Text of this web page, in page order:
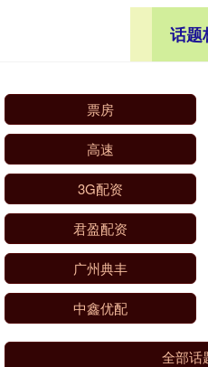
话题
票房
高速
3G配资
君盈配资
广州典丰
中鑫优配
全部话